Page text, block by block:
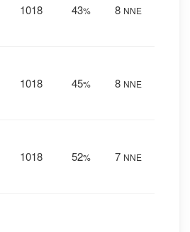
1018 43% 8 NNE
1018 45% 8 NNE
1018 52% 7 NNE